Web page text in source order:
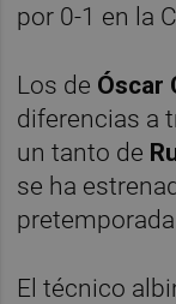
por 0-1 en la
Los de Óscar
diferencias a
un tanto de
se ha
El técnico